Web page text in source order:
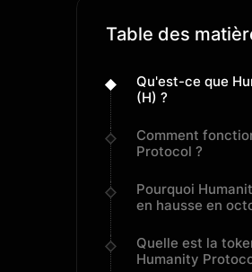
Table des
Qu'est-ce que
(H) ?
Comment
Protocol ?
Pourquoi
en hausse en
Quelle est la
Humanity